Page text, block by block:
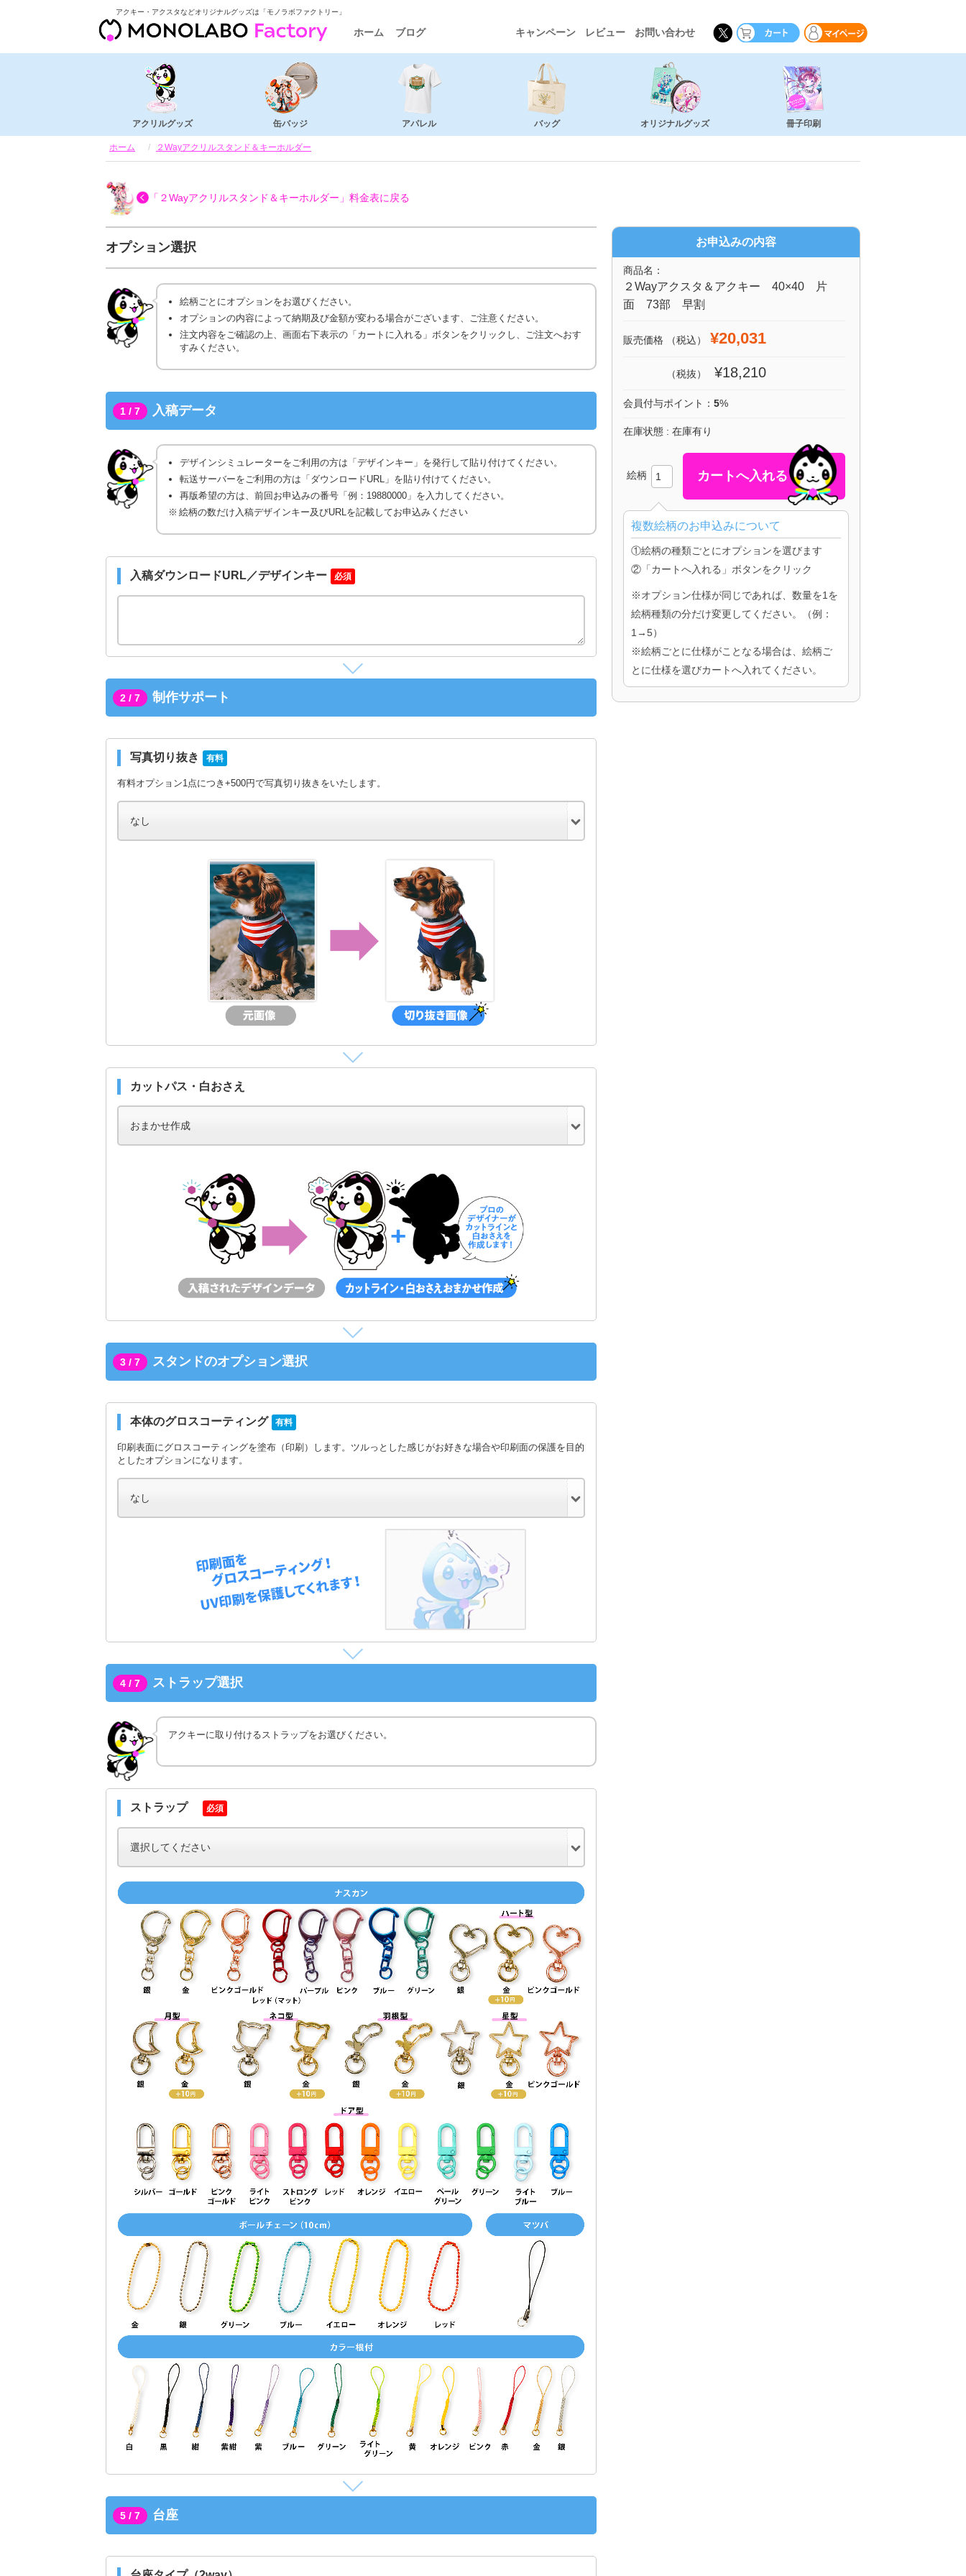
アクキー・アクスタなどオリジナルグッズは「モノラボファクトリー」
ホーム ブログ キャンペーン レビュー お問い合わせ
アクリルグッズ 缶バッジ アパレル バッグ オリジナルグッズ 冊子印刷
ホーム ２Wayアクリルスタンド＆キーホルダー
「２Wayアクリルスタンド＆キーホルダー」 料金表に戻る
オプション選択
絵柄ごとにオプションをお選びください。
オプションの内容によって納期及び金額が変わる場合がございます、ご注意ください。
注文内容をご確認の上、画面右下表示の「カートに入れる」ボタンをクリックし、ご注文へおす
すみください。
1 / 7 入稿データ
デザインシミュレーターをご利用の方は「デザインキー」を発行して貼り付けてください。
転送サーバーをご利用の方は「ダウンロードURL」を貼り付けてください。
再版希望の方は、前回お申込みの番号「例：19880000」を入力してください。
絵柄の数だけ入稿デザインキー及びURLを記載してお申込みください
入稿ダウンロードURL／デザインキー 必須
2 / 7 制作サポート
写真切り抜き 有料
有料オプション1点につき+500円で写真切り抜きをいたします。
カットパス・白おさえ
3 / 7 スタンドのオプション選択
本体のグロスコーティング 有料
印刷表面にグロスコーティングを塗布（印刷）します。ツルっとした感じがお好きな場合や印刷面の保護を目的
としたオプションになります。
4 / 7 ストラップ選択
アクキーに取り付けるストラップをお選びください。
ストラップ 必須
5 / 7 台座
お申込みの内容
商品名：
２Wayアクスタ＆アクキー 40×40 片
面 73部 早割
販売価格 （税込） ¥20,031
（税抜） ¥18,210
会員付与ポイント： 5%
在庫状態 : 在庫有り
絵柄
複数絵柄のお申込みについて
①絵柄の種類ごとにオプションを選びます
②「カートへ入れる」ボタンをクリック
※オプション仕様が同じであれば、数量を1を
絵柄種類の分だけ変更してください。（例：
1→5）
※絵柄ごとに仕様がことなる場合は、絵柄ご
とに仕様を選びカートへ入れてください。